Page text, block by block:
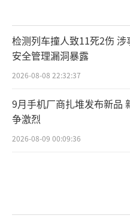
检测列车撞人致11死2伤 涉
安全管理漏洞暴露
2026-08-08 22:32:37
9月手机厂商扎堆发布新品
争激烈
2026-08-09 00:09:36